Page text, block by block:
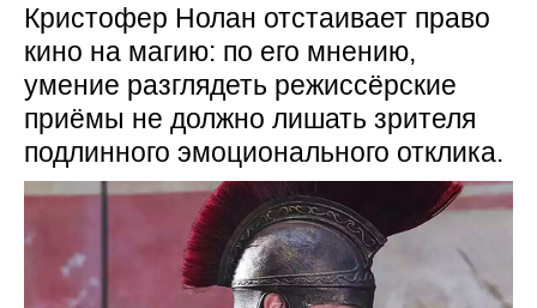
Кристофер Нолан отстаивает право
кино на магию: по его мнению,
умение разглядеть режиссёрские
приёмы не должно лишать зрителя
подлинного эмоционального отклика.